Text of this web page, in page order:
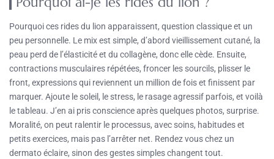
Pourquoi ces rides du lion apparaissent, question classique et un
peu personnelle. Le mix est simple, d’abord vieillissement cutané, la
peau perd de l’élasticité et du collagène, donc elle cède. Ensuite,
contractions musculaires répétées, froncer les sourcils, plisser le
front, expressions qui reviennent un million de fois et finissent par
marquer. Ajoute le soleil, le stress, le rasage agressif parfois, et voilà
le tableau. J’en ai pris conscience après quelques photos, surprise.
Moralité, on peut ralentir le processus, avec soins, habitudes et
petits exercices, mais pas l’arrêter net. Rendez vous chez un
dermato éclaire, sinon des gestes simples changent tout.